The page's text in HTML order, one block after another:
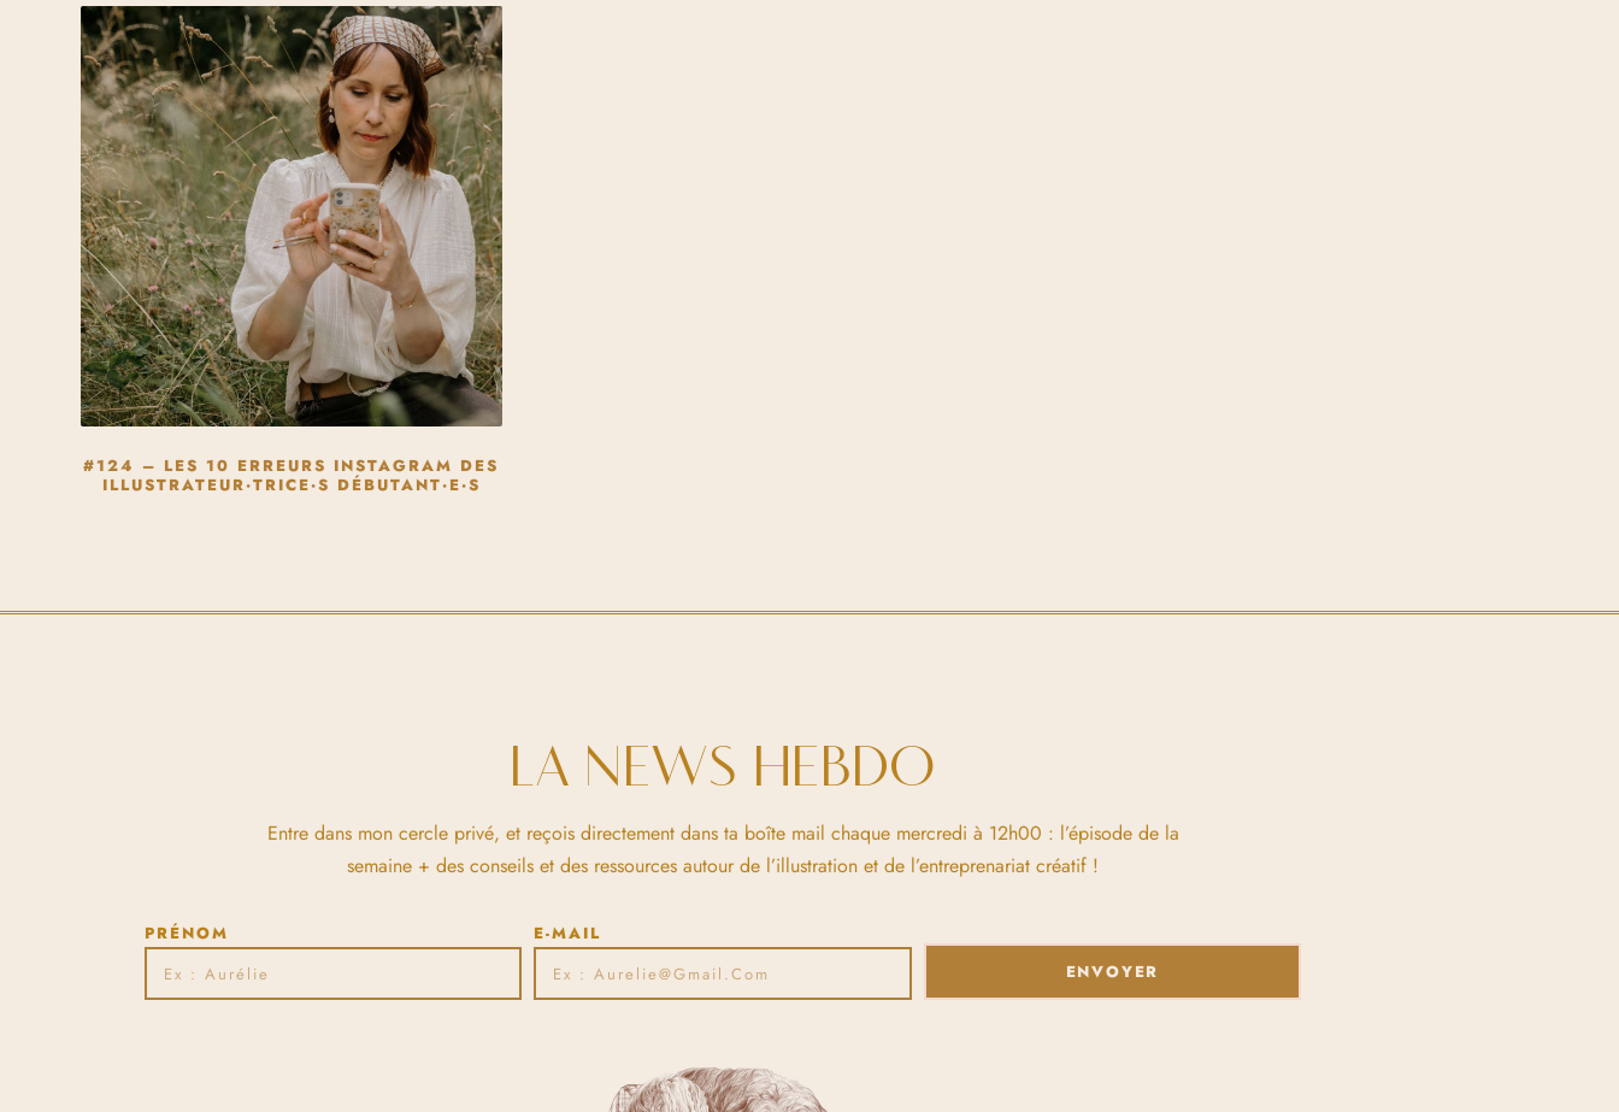
#124 – LES 10 ERREURS INSTAGRAM DES
ILLUSTRATEUR·TRICE·S DÉBUTANT·E·S
LA NEWS HEBDO
Entre dans mon cercle privé, et reçois directement dans ta boîte mail chaque mercredi à 12h00 : l’épisode de la
semaine + des conseils et des ressources autour de l’illustration et de l’entreprenariat créatif !
PRÉNOM
E-MAIL
ENVOYER